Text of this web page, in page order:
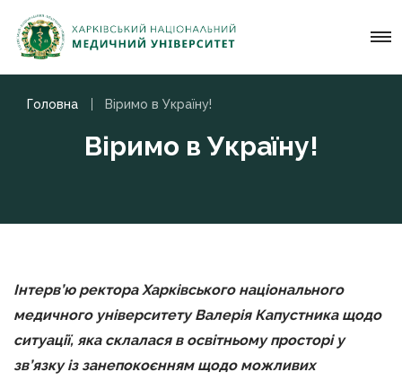
Головна Віримо в Україну!
Віримо в Україну!
Інтерв’ю ректора Харківського національного
медичного університету Валерія Капустника щодо
ситуації, яка склалася в освітньому просторі у
зв’язку із занепокоєнням щодо можливих